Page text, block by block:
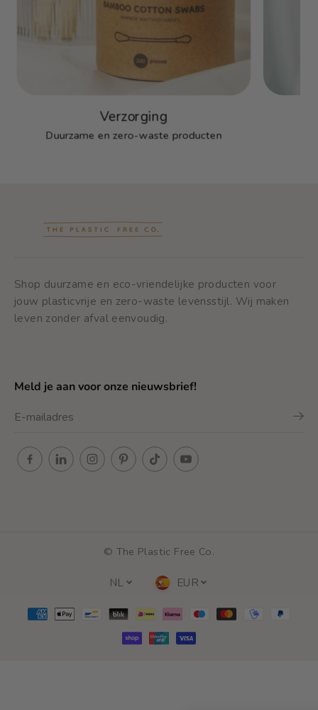
Verzorging
Duurzame en zero-waste producten
Shop duurzame en eco-vriendelijke producten voor
jouw plasticvrije en zero-waste levensstijl. Wij maken
leven zonder afval eenvoudig.
Meld je aan voor onze nieuwsbrief!
© The Plastic Free Co.
NL EUR